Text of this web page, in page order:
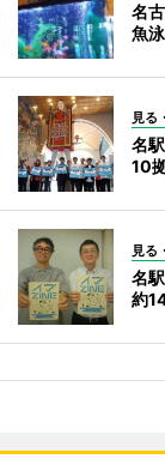
名
魚
見る
名
10
見る
名
約